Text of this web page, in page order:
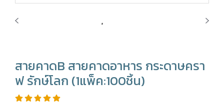
สายคาดB สายคาดอาหาร กระดาษครา
ฟ รักษ์โลก (1แพ็ค:100ชิ้น)